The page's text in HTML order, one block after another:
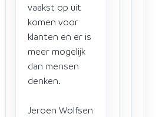
vaakst op uit
komen voor
klanten en er is
meer mogelijk
dan mensen
denken.
Jeroen Wolfsen